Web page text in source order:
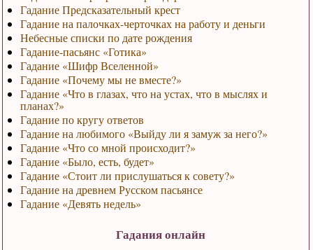
Гадание Предсказательный крест
Гадание на палочках-черточках на работу и деньги
Небесные списки по дате рождения
Гадание-пасьянс «Готика»
Гадание «Шифр Вселенной»
Гадание «Почему мы не вместе?»
Гадание «Что в глазах, что на устах, что в мыслях и
планах?»
Гадание по кругу ответов
Гадание на любимого «Выйду ли я замуж за него?»
Гадание «Что со мной происходит?»
Гадание «Было, есть, будет»
Гадание «Стоит ли прислушаться к совету?»
Гадание на древнем Русском пасьянсе
Гадание «Девять недель»
Гадания онлайн